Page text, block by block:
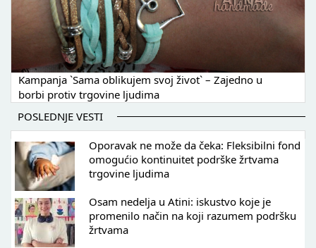
Kampanja `Sama oblikujem svoj život` – Zajedno u
borbi protiv trgovine ljudima
POSLEDNJE VESTI
Oporavak ne može da čeka: Fleksibilni fond
omogućio kontinuitet podrške žrtvama
trgovine ljudima
Osam nedelja u Atini: iskustvo koje je
promenilo način na koji razumem podršku
žrtvama